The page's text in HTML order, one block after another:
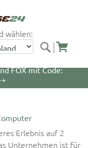
wählen:
und Zubehör mit
FOX mit Code:
Erlebnis auf 2
Unternehmen ist für